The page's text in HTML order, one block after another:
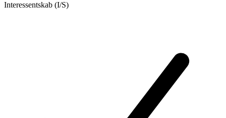
Interessentskab (I/S)